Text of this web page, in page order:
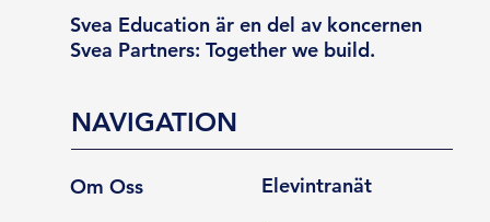
Svea Education är en del av koncernen
Svea Partners: Together we build.
NAVIGATION
Om Oss Elevintranät